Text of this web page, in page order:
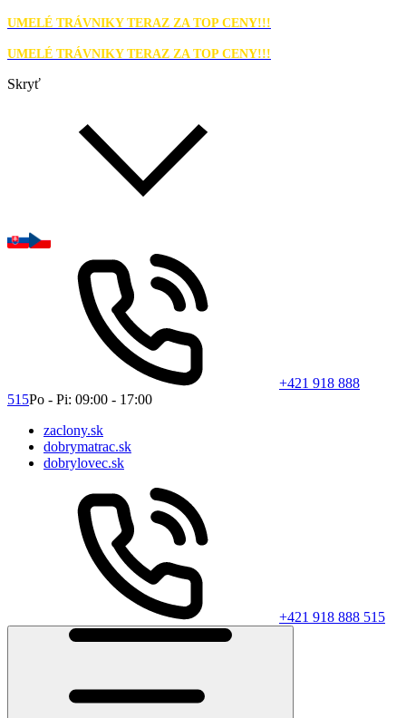
UMELÉ TRÁVNIKY TERAZ ZA TOP CENY!!!
UMELÉ TRÁVNIKY TERAZ ZA TOP CENY!!!
Skryť
+421 918 888
515Po - Pi: 09:00 - 17:00
zaclony.sk
dobrymatrac.sk
dobrylovec.sk
+421 918 888 515